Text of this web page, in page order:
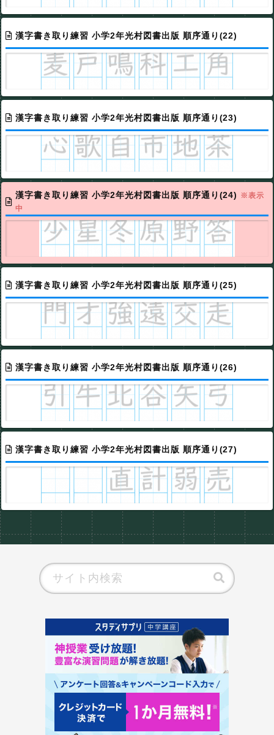
漢字書き取り練習 小学2年光村図書出版 順序通り(22)
漢字書き取り練習 小学2年光村図書出版 順序通り(23)
漢字書き取り練習 小学2年光村図書出版 順序通り(24) ※表示
中
漢字書き取り練習 小学2年光村図書出版 順序通り(25)
漢字書き取り練習 小学2年光村図書出版 順序通り(26)
漢字書き取り練習 小学2年光村図書出版 順序通り(27)